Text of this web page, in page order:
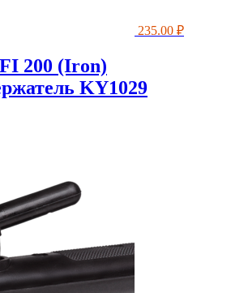
235.00 ₽
200 (Iron)
KY1029